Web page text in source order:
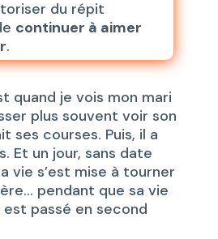
du répit
continuer à aimer
.
quand je vois mon mari
plus souvent voir son
ses courses. Puis, il a
Et un jour, sans date
vie s’est mise à tourner
pendant que sa vie
passé en second